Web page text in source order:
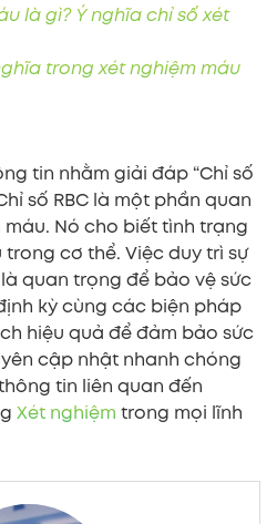
là gì? Ý nghĩa chỉ số xét
trong xét nghiệm máu
tin nhằm giải đáp “Chỉ số
số RBC là một phần quan
Nó cho biết tình trạng
cơ thể. Việc duy trì sự
quan trọng để bảo vệ sức
kỳ cùng các biện pháp
hiệu quả để đảm bảo sức
cập nhật nhanh chóng
tin liên quan đến
Xét nghiệm trong mọi lĩnh